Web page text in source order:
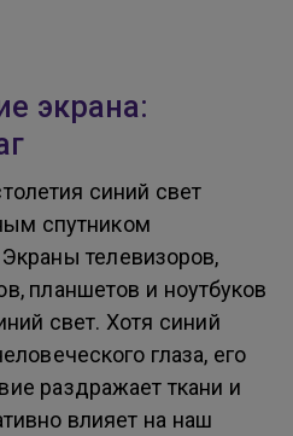
экрана:
синий свет
спутником
телевизоров,
планшетов и ноутбуков
свет. Хотя синий
глаза, его
раздражает ткани и
влияет на наш